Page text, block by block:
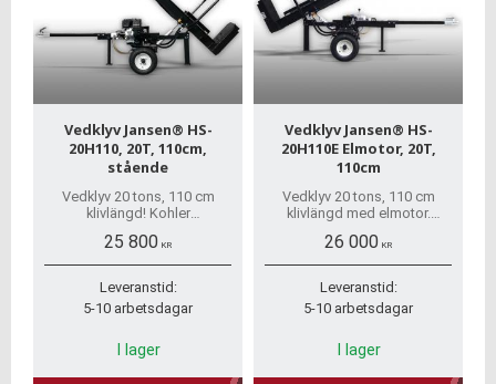
Vedklyv Jansen® HS-
20H110, 20T, 110cm,
stående
Vedklyv 20 tons, 110 cm
klivlängd! Kohler
hemleverans, inga dolda
avgifter. Stort
reservdelslager.
25 800 KR
Leveranstid:
5-10 arbetsdagar
I lager
Vedklyv Jansen® HS-
20H110E Elmotor, 20T,
110cm
Vedklyv 20 tons, 110 cm
klivlängd med elmotor.
dolda avgifter. Stort
reservdelslager.
26 000 KR
Leveranstid:
5-10 arbetsdagar
I lager